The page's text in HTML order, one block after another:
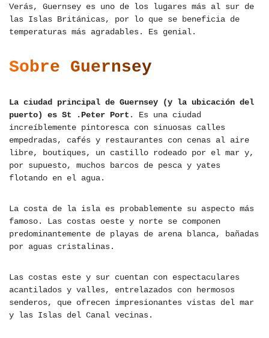
Verás, Guernsey es uno de los lugares más al sur de
las Islas Británicas, por lo que se beneficia de
temperaturas más agradables. Es genial.
Sobre Guernsey
La ciudad principal de Guernsey (y la ubicación del
puerto) es St .Peter Port . Es una ciudad
increíblemente pintoresca con sinuosas calles
empedradas, cafés y restaurantes con cenas al aire
libre, boutiques, un castillo rodeado por el mar y,
por supuesto, muchos barcos de pesca y yates
flotando en el agua.
La costa de la isla es probablemente su aspecto más
famoso. Las costas oeste y norte se componen
predominantemente de playas de arena blanca, bañadas
por aguas cristalinas.
Las costas este y sur cuentan con espectaculares
acantilados y valles, entrelazados con hermosos
senderos, que ofrecen impresionantes vistas del mar
y las Islas del Canal vecinas.